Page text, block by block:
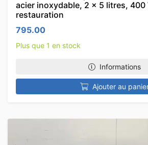
acier inoxydable, 2 x 5 litres, 400
restauration
795.00
Plus que 1 en stock
Informations
Ajouter au